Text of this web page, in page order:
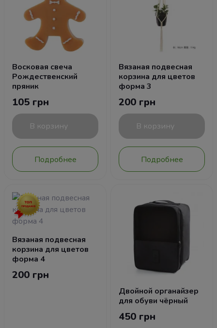
Восковая свеча
Рождественский
пряник
105 грн
В корзину
Подробнее
Вязаная подвесная
корзина для цветов
форма 3
200 грн
В корзину
Подробнее
Вязаная подвесная
корзина для цветов
форма 4
200 грн
Двойной органайзер
для обуви чёрный
450 грн